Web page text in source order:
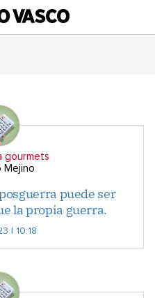
gourmets
Mejino
puede ser
la propia guerra.
| 10:18